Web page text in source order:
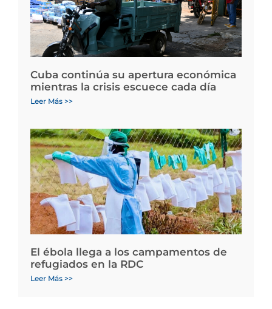
Cuba continúa su apertura económica
mientras la crisis escuece cada día
Leer Más >>
El ébola llega a los campamentos de
refugiados en la RDC
Leer Más >>